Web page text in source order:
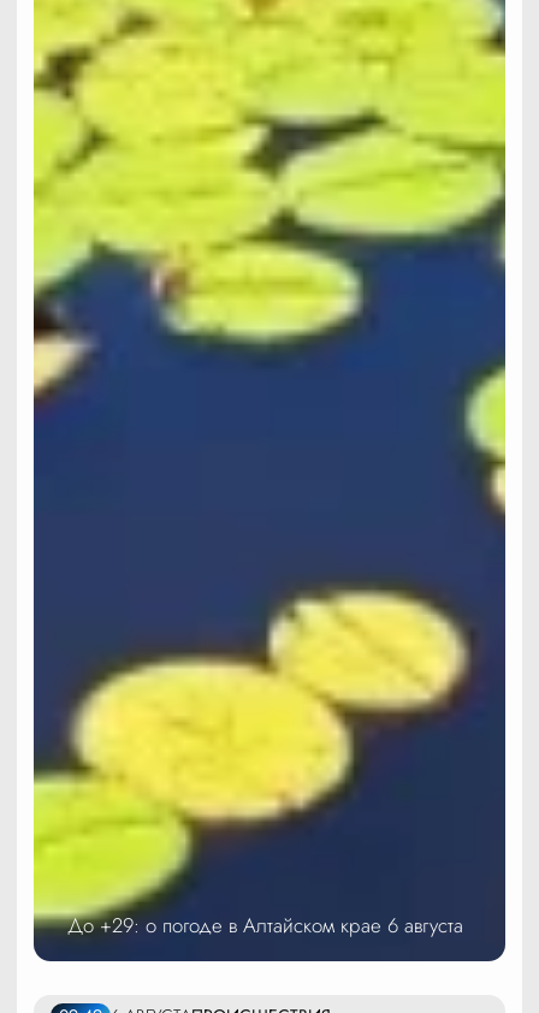
До +29: о погоде в Алтайском крае 6 августа